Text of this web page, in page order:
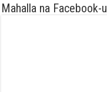
Mahalla na Facebook-u